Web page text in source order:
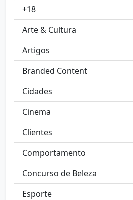
+18
Arte & Cultura
Artigos
Branded Content
Cidades
Cinema
Clientes
Comportamento
Concurso de Beleza
Esporte